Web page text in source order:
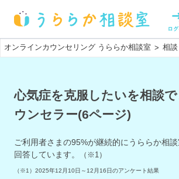
オンラインカウンセリング うららか相談室 > 相
心気症を克服したいを相談
ウンセラー(6ページ)
ご利用者さまの95%が継続的にうららか相
回答しています。
（※1）
（※1） 2025年12月10日～12月16日のアンケート結果